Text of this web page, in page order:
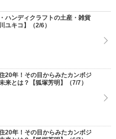
ハンディクラフトの土産・雑貨
ユキコ】（2/6）
20年！その目からみたカンボジ
来とは？【狐塚芳明】（7/7）
20年！その目からみたカンボジ